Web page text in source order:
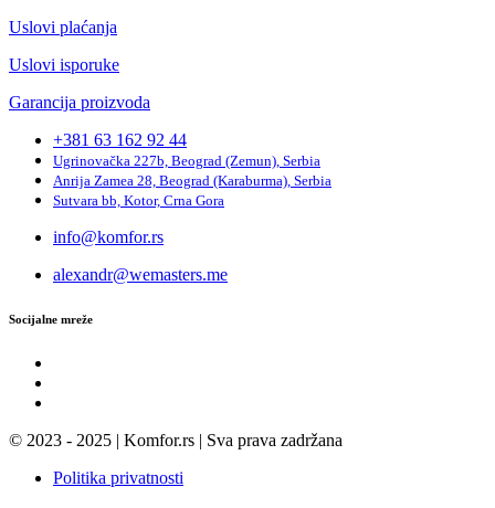
Uslovi plaćanja
Uslovi isporuke
Garancija proizvoda
+381 63 162 92 44
Ugrinovačka 227b, Beograd (Zemun), Serbia
Anrija Zamea 28, Beograd (Karaburma), Serbia
Sutvara bb, Kotor, Crna Gora
info@komfor.rs
alexandr@wemasters.me
Socijalne mreže
© 2023 - 2025 | Komfor.rs | Sva prava zadržana
Politika privatnosti